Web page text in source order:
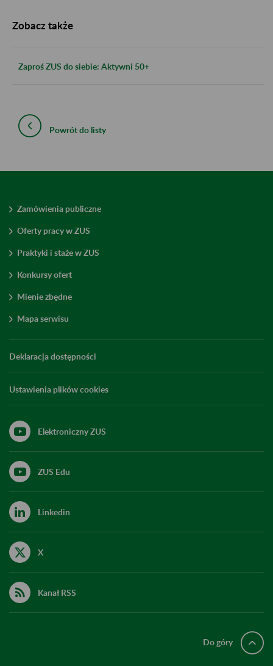
Zobacz także
Zaproś ZUS do siebie: Aktywni 50+
Powrót do listy
Zamówienia publiczne
Oferty pracy w ZUS
Praktyki i staże w ZUS
Konkursy ofert
Mienie zbędne
Mapa serwisu
Deklaracja dostępności
Ustawienia plików cookies
Elektroniczny ZUS
ZUS Edu
Linkedin
X
Kanał RSS
Do góry